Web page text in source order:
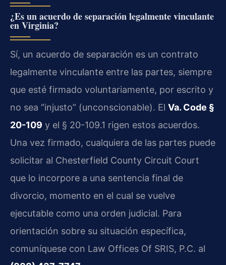
¿Es un acuerdo de separación legalmente vinculante
en Virginia?
Sí, un acuerdo de separación es un contrato
legalmente vinculante entre las partes, siempre
que esté firmado voluntariamente, por escrito y
no sea “injusto” (unconscionable). El Va. Code §
20-109 y el § 20-109.1 rigen estos acuerdos.
Una vez firmado, cualquiera de las partes puede
solicitar al Chesterfield County Circuit Court
que lo incorpore a una sentencia final de
divorcio, momento en el cual se vuelve
ejecutable como una orden judicial. Para
orientación sobre su situación específica,
comuníquese con Law Offices Of SRIS, P.C. al